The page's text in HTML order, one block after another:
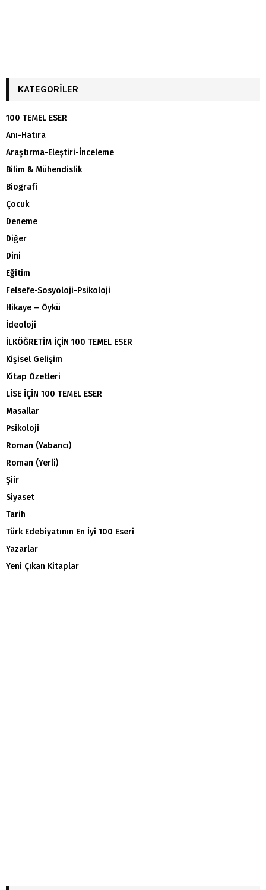
KATEGORILER
100 TEMEL ESER
Anı-Hatıra
Araştırma-Eleştiri-İnceleme
Bilim & Mühendislik
Biografi
Çocuk
Deneme
Diğer
Dini
Eğitim
Felsefe-Sosyoloji-Psikoloji
Hikaye – Öykü
İdeoloji
İLKÖĞRETİM İÇİN 100 TEMEL ESER
Kişisel Gelişim
Kitap Özetleri
LİSE İÇİN 100 TEMEL ESER
Masallar
Psikoloji
Roman (Yabancı)
Roman (Yerli)
Şiir
Siyaset
Tarih
Türk Edebiyatının En İyi 100 Eseri
Yazarlar
Yeni Çıkan Kitaplar